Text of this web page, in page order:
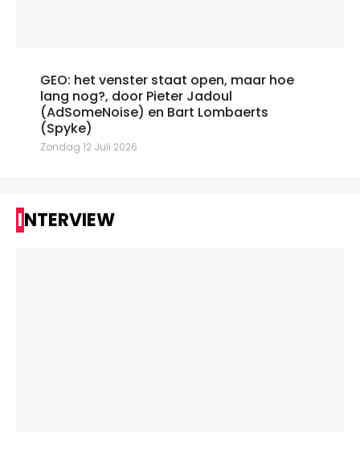
GEO: het venster staat open, maar hoe
lang nog?, door Pieter Jadoul
(AdSomeNoise) en Bart Lombaerts
(Spyke)
Zondag 12 Juli 2026
INTERVIEW